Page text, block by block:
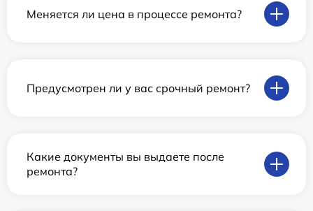
Меняется ли цена в процессе ремонта?
Предусмотрен ли у вас срочный ремонт?
Какие документы вы выдаете после
ремонта?